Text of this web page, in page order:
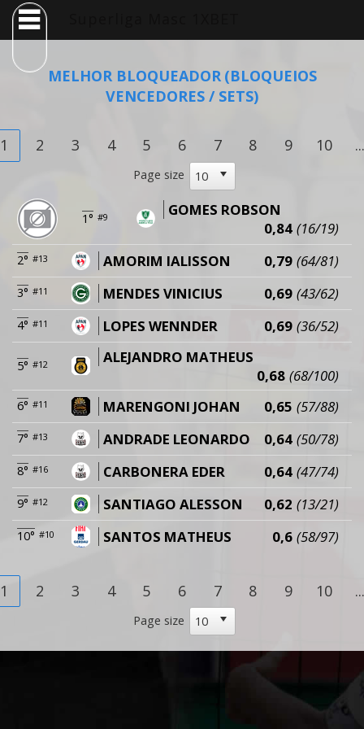
MELHOR BLOQUEADOR (BLOQUEIOS
VENCEDORES / SETS)
1 2 3 4 5 6 7 8 9 10 ...
Page size
1° #9
GOMES ROBSON
0,84 (16/19)
2° #13 AMORIM IALISSON 0,79 (64/81)
3° #11 MENDES VINICIUS 0,69 (43/62)
4° #11 LOPES WENNDER 0,69 (36/52)
5° #12
ALEJANDRO MATHEUS
0,68 (68/100)
6° #11 MARENGONI JOHAN 0,65 (57/88)
7° #13 ANDRADE LEONARDO 0,64 (50/78)
8° #16 CARBONERA EDER 0,64 (47/74)
9° #12 SANTIAGO ALESSON 0,62 (13/21)
10° #10 SANTOS MATHEUS 0,6 (58/97)
1 2 3 4 5 6 7 8 9 10 ...
Page size